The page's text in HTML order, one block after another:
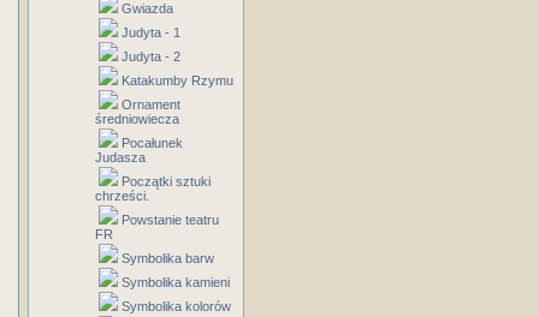
Gwiazda
Judyta - 1
Judyta - 2
Katakumby Rzymu
Ornament
średniowiecza
Pocałunek
Judasza
Początki sztuki
chrześci.
Powstanie teatru
FR
Symbolika barw
Symbolika kamieni
Symbolika kolorów